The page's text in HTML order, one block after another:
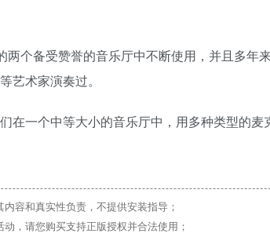
个备受赞誉的音乐厅中不断使用，并且多年
艺术家演奏过。
一个中等大小的音乐厅中，用多种类型的麦
容和真实性负责，不提供安装指导；
，请您购买支持正版授权并合法使用；